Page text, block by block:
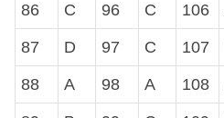
86 C 96 C 106
87 D 97 C 107
88 A 98 A 108